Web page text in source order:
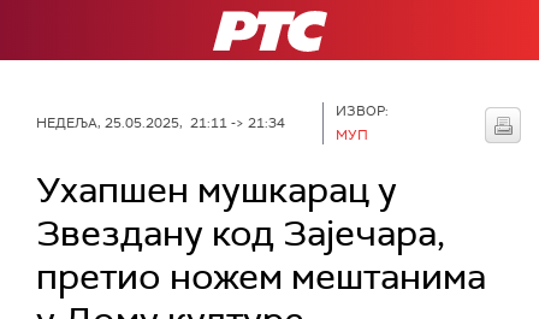
РТС
НЕДЕЉА, 25.05.2025, 21:11 -> 21:34
ИЗВОР:
МУП
Ухапшен мушкарац у
Звездану код Зајечара,
претио ножем мештанима